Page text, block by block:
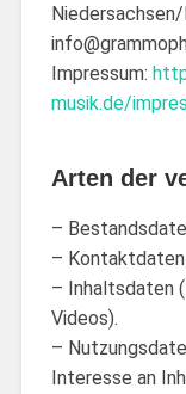
Impressum:
musik.de/
Arten der
–
– Kontaktdaten
– Inhaltsdaten
Videos).
–
Interesse an